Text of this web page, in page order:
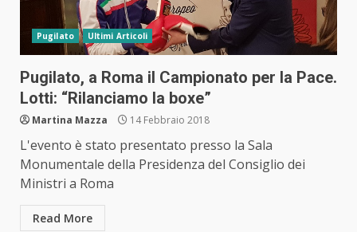
Pugilato Ultimi Articoli
Pugilato, a Roma il Campionato per la Pace.
Lotti: “Rilanciamo la boxe”
Martina Mazza 14 Febbraio 2018
L'evento è stato presentato presso la Sala
Monumentale della Presidenza del Consiglio dei
Ministri a Roma
Read More